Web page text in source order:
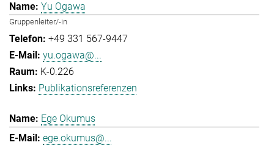
Yu Ogawa
Gruppenleiter/-in
+49 331 567-9447
yu.ogawa@...
K-0.226
Publikationsreferenzen
Ege Okumus
ege.okumus@...